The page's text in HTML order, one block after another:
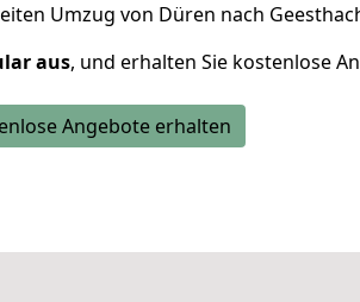
Umzug von Düren nach
aus, und erhalten Sie kostenlose
Angebote erhalten